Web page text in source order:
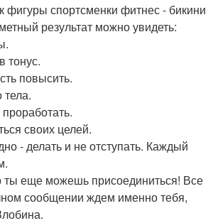
фигуры спортсменки фитнес - бикини
результат можно увидеть:
тонус.
повысить.
тела.
своих целей.
- делать и не отступать. Каждый
еще можешь присоединиться! Все
сообщении ждем именно тебя,